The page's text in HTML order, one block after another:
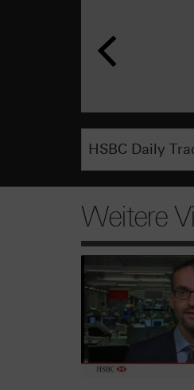
Weitere